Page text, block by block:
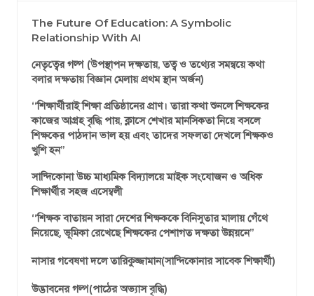
The Future Of Education: A Symbolic
Relationship With AI
নেতৃত্বের গল্প (উপস্থাপন দক্ষতায়, তত্ব ও তথ্যের সমন্বয়ে কথা
বলার দক্ষতায় বিজ্ঞান মেলায় প্রথম স্থান অর্জন)
‘‘শিক্ষার্থীরাই শিক্ষা প্রতিষ্ঠানের প্রাণ। তারা কথা শুনলে শিক্ষকের
কাজের আগ্রহ বৃদ্ধি পায়, ক্লাসে শেখার মানসিকতা নিয়ে বসলে
শিক্ষকের পাঠদান ভাল হয় এবং তাদের সফলতা দেখলে শিক্ষকও
খুশি হন’’
সান্দিকোনা উচ্চ মাধ্যমিক বিদ্যালয়ে মাইক সংযোজন ও অধিক
শিক্ষার্থীর সহজ এসেম্বলী
‘‘শিক্ষক বাতায়ন সারা দেশের শিক্ষককে বিনিসুতার মালায় গেঁথে
নিয়েছে, ভূমিকা রেখেছে শিক্ষকের পেশাগত দক্ষতা উন্নয়নে’’
নাসার গবেষণা দলে তারিকুজ্জামান(সান্দিকোনার সাবেক শিক্ষার্থী)
উদ্ভাবনের গল্প(পাঠের অভ্যাস বৃদ্ধি)